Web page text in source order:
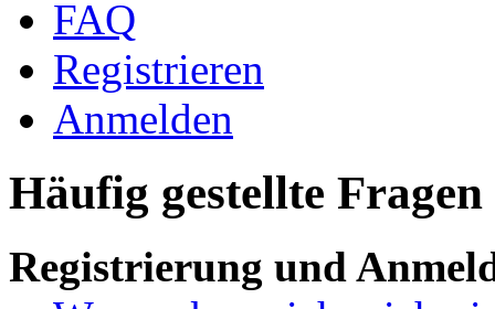
FAQ
Registrieren
Anmelden
Häufig gestellte Fragen
Registrierung und